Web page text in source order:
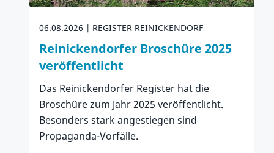
06.08.2026 REGISTER REINICKENDORF
Reinickendorfer Broschüre 2025
veröffentlicht
Das Reinickendorfer Register hat die
Broschüre zum Jahr 2025 veröffentlicht.
Besonders stark angestiegen sind
Propaganda-Vorfälle.